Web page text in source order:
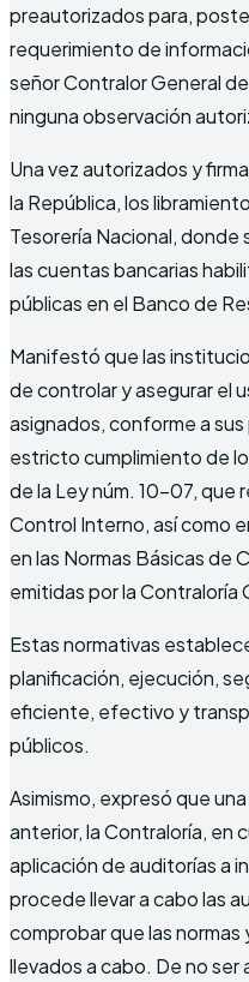
preautorizados para,
requerimiento de
señor Contralor General
ninguna observación
Una vez autorizados y
la República, los
Tesorería Nacional, donde
las cuentas bancarias
públicas en el Banco de
Manifestó que las
de controlar y asegurar el
asignados, conforme a
estricto cumplimiento de
de la Ley núm. 10-07, que
Control Interno, así como
en las Normas Básicas de
emitidas por la Contraloría
Estas normativas
planificación, ejecución,
eficiente, efectivo y
públicos.
Asimismo, expresó que
anterior, la Contraloría, en
aplicación de auditorías a
procede llevar a cabo las
comprobar que las
llevados a cabo. De no